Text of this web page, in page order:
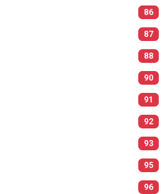
86
87
88
90
91
92
93
95
96